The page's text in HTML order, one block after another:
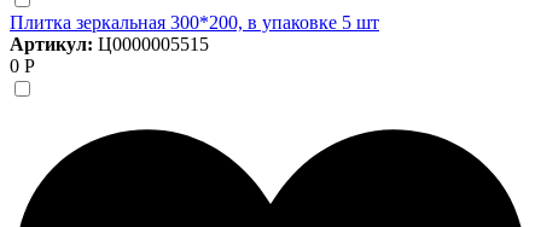
Плитка зеркальная 300*200, в упаковке 5 шт
Артикул: Ц0000005515
0 Р